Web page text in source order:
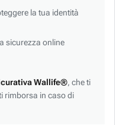
la tua identità
sicurezza online
Wallife®, che ti
rimborsa in caso di